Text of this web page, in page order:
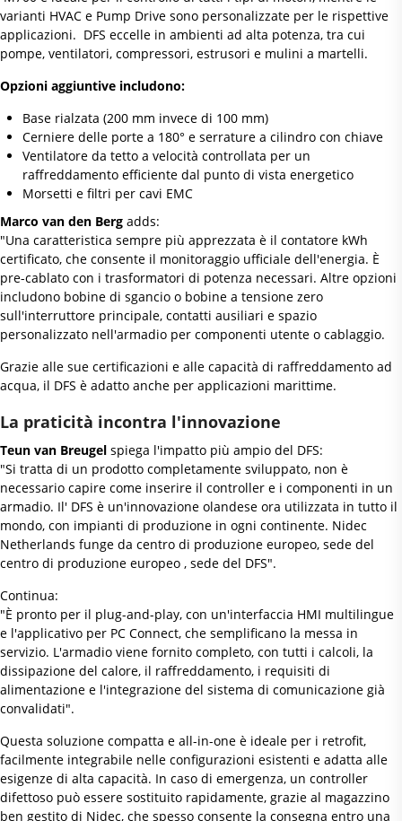
varianti HVAC e Pump Drive sono personalizzate per le rispettive
applicazioni. DFS eccelle in ambienti ad alta potenza, tra cui
pompe, ventilatori, compressori, estrusori e mulini a martelli.
Opzioni aggiuntive includono:
Base rialzata (200 mm invece di 100 mm)
Cerniere delle porte a 180° e serrature a cilindro con chiave
Ventilatore da tetto a velocità controllata per un
raffreddamento efficiente dal punto di vista energetico
Morsetti e filtri per cavi EMC
Marco van den Berg adds:
"Una caratteristica sempre più apprezzata è il contatore kWh
certificato, che consente il monitoraggio ufficiale dell'energia. È
pre-cablato con i trasformatori di potenza necessari. Altre opzioni
includono bobine di sgancio o bobine a tensione zero
sull'interruttore principale, contatti ausiliari e spazio
personalizzato nell'armadio per componenti utente o cablaggio.
Grazie alle sue certificazioni e alle capacità di raffreddamento ad
acqua, il DFS è adatto anche per applicazioni marittime.
La praticità incontra l'innovazione
Teun van Breugel spiega l'impatto più ampio del DFS:
"Si tratta di un prodotto completamente sviluppato, non è
necessario capire come inserire il controller e i componenti in un
armadio. Il' DFS è un'innovazione olandese ora utilizzata in tutto il
mondo, con impianti di produzione in ogni continente. Nidec
Netherlands funge da centro di produzione europeo, sede del
centro di produzione europeo , sede del DFS".
Continua:
"È pronto per il plug-and-play, con un'interfaccia HMI multilingue
e l'applicativo per PC Connect, che semplificano la messa in
servizio. L'armadio viene fornito completo, con tutti i calcoli, la
dissipazione del calore, il raffreddamento, i requisiti di
alimentazione e l'integrazione del sistema di comunicazione già
convalidati".
Questa soluzione compatta e all-in-one è ideale per i retrofit,
facilmente integrabile nelle configurazioni esistenti e adatta alle
esigenze di alta capacità. In caso di emergenza, un controller
difettoso può essere sostituito rapidamente, grazie al magazzino
ben gestito di Nidec, che spesso consente la consegna entro una